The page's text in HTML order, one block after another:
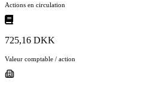
Actions en circulation
725,16 DKK
Valeur comptable / action